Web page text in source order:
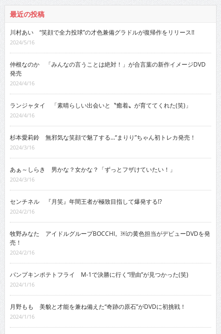
最近の投稿
川村あい “笑顔で全力投球”の才色兼備グラドルが復帰作をリリース!!
2024/5/16
仲根なのか 「みんなの言うことは絶対！」が合言葉の新作イメージDVD
発売
2024/4/16
ランジャタイ 「素晴らしい出会いと〝癒着〟が育ててくれた(笑)」
2024/4/16
杉本愛莉鈴 無邪気な笑顔で魅了する…“まりり”ちゃん初トレカ発売！
2024/3/16
あぁ～しらき 男かな？女かな？「ずっとフザけていたい！」
2024/3/16
センチネル 『月笑』年間王者が極致目指して爆発する!?
2024/2/16
牧野みなた アイドルグループBOCCHI。￼の黄色担当がデビューDVDを発
売！
2024/2/16
パンプキンポテトフライ M-1で決勝に行く“理由”が見つかった(笑)
2024/1/16
月野もも 美貌と才能を兼ね備えた“奇跡の原石”がDVDに初挑戦！
2024/1/16